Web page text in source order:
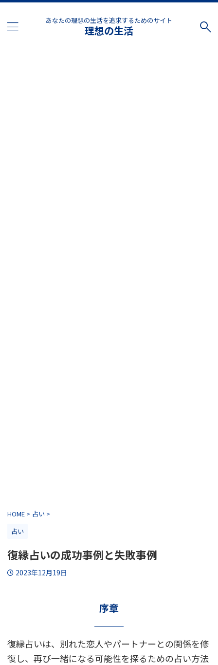
あなたの理想の生活を追求するためのサイト
理想の生活
HOME > 占い >
占い
復縁占いの成功事例と失敗事例
2023年12月19日
序章
復縁占いは、別れた恋人やパートナーとの関係を修
復し、再び一緒になる可能性を探るための占い方法